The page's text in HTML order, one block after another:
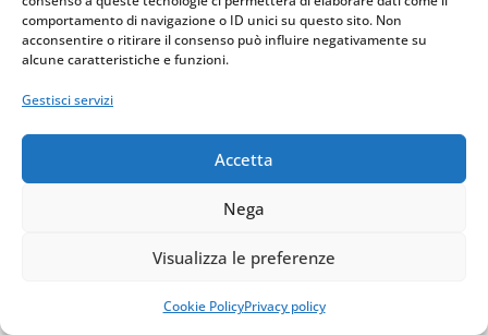
comportamento di navigazione o ID unici su questo sito. Non
acconsentire o ritirare il consenso può influire negativamente su
alcune caratteristiche e funzioni.
Gestisci servizi
Accetta
Nega
Visualizza le preferenze
Cookie PolicyPrivacy policy
controllo formale su oneri e detrazioni.